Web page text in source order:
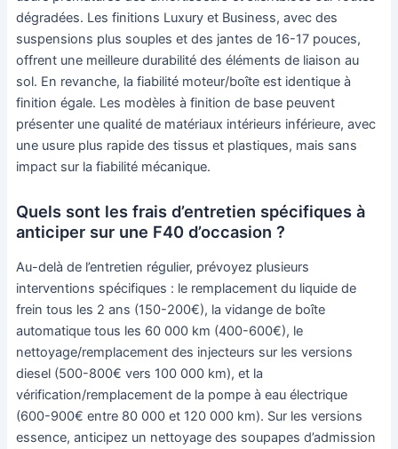
dégradées. Les finitions Luxury et Business, avec des
suspensions plus souples et des jantes de 16-17 pouces,
offrent une meilleure durabilité des éléments de liaison au
sol. En revanche, la fiabilité moteur/boîte est identique à
finition égale. Les modèles à finition de base peuvent
présenter une qualité de matériaux intérieurs inférieure, avec
une usure plus rapide des tissus et plastiques, mais sans
impact sur la fiabilité mécanique.
Quels sont les frais d’entretien spécifiques à
anticiper sur une F40 d’occasion ?
Au-delà de l’entretien régulier, prévoyez plusieurs
interventions spécifiques : le remplacement du liquide de
frein tous les 2 ans (150-200€), la vidange de boîte
automatique tous les 60 000 km (400-600€), le
nettoyage/remplacement des injecteurs sur les versions
diesel (500-800€ vers 100 000 km), et la
vérification/remplacement de la pompe à eau électrique
(600-900€ entre 80 000 et 120 000 km). Sur les versions
essence, anticipez un nettoyage des soupapes d’admission